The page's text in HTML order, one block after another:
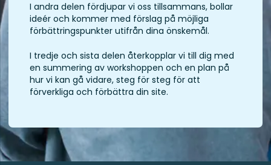
I andra delen fördjupar vi oss tillsammans, bollar
ideér och kommer med förslag på möjliga
förbättringspunkter utifrån dina önskemål.
I tredje och sista delen återkopplar vi till dig med
en summering av workshoppen och en plan på
hur vi kan gå vidare, steg för steg för att
förverkliga och förbättra din site.